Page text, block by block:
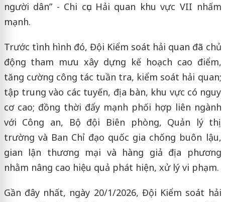
người dân” - Chi cục Hải quan khu vực VII nhấm
mạnh.
Trước tình hình đó, Đội Kiểm soát hải quan đã chủ
động tham mưu xây dựng kế hoạch cao điểm,
tăng cường công tác tuần tra, kiểm soát hải quan;
tập trung vào các tuyến, địa bàn, khu vực có nguy
cơ cao; đồng thời đẩy mạnh phối hợp liên ngành
với Công an, Bộ đội Biên phòng, Quản lý thị
trường và Ban Chỉ đạo quốc gia chống buôn lậu,
gian lận thương mại và hàng giả địa phương
nhằm nâng cao hiệu quả phát hiện, xử lý vi phạm.
Gần đây nhất, ngày 20/1/2026, Đội Kiểm soát hải